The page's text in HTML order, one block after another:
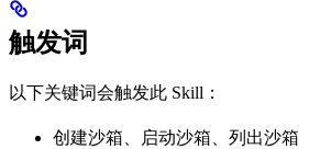
触发词
以下关键词会触发此 Skill：
创建沙箱、启动沙箱、列出沙箱